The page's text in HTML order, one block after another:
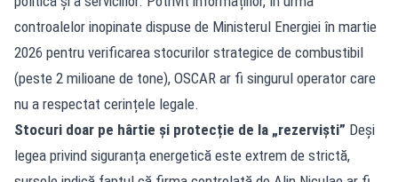
controalelor inopinate dispuse de Ministerul Energiei în martie
2026 pentru verificarea stocurilor strategice de combustibil
(peste 2 milioane de tone), OSCAR ar fi singurul operator care
nu a respectat cerințele legale.
Stocuri doar pe hârtie și protecție de la „rezerviști” Deși
legea privind siguranța energetică este extrem de strictă,